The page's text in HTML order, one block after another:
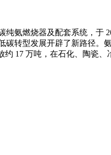
氨燃烧器及配套系统，于
转型发展开辟了新路径。
17 万吨，在石化、陶瓷、